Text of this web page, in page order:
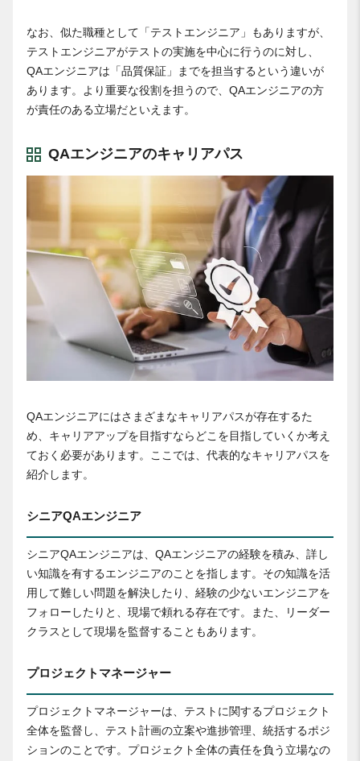
なお、似た職種として「テストエンジニア」もありますが、
テストエンジニアがテストの実施を中心に行うのに対し、
QAエンジニアは「品質保証」までを担当するという違いが
あります。より重要な役割を担うので、QAエンジニアの方
が責任のある立場だといえます。
QAエンジニアのキャリアパス
QAエンジニアにはさまざまなキャリアパスが存在するた
め、キャリアアップを目指すならどこを目指していくか考え
ておく必要があります。ここでは、代表的なキャリアパスを
紹介します。
シニアQAエンジニア
シニアQAエンジニアは、QAエンジニアの経験を積み、詳し
い知識を有するエンジニアのことを指します。その知識を活
用して難しい問題を解決したり、経験の少ないエンジニアを
フォローしたりと、現場で頼れる存在です。また、リーダー
クラスとして現場を監督することもあります。
プロジェクトマネージャー
プロジェクトマネージャーは、テストに関するプロジェクト
全体を監督し、テスト計画の立案や進捗管理、統括するポジ
ションのことです。プロジェクト全体の責任を負う立場なの